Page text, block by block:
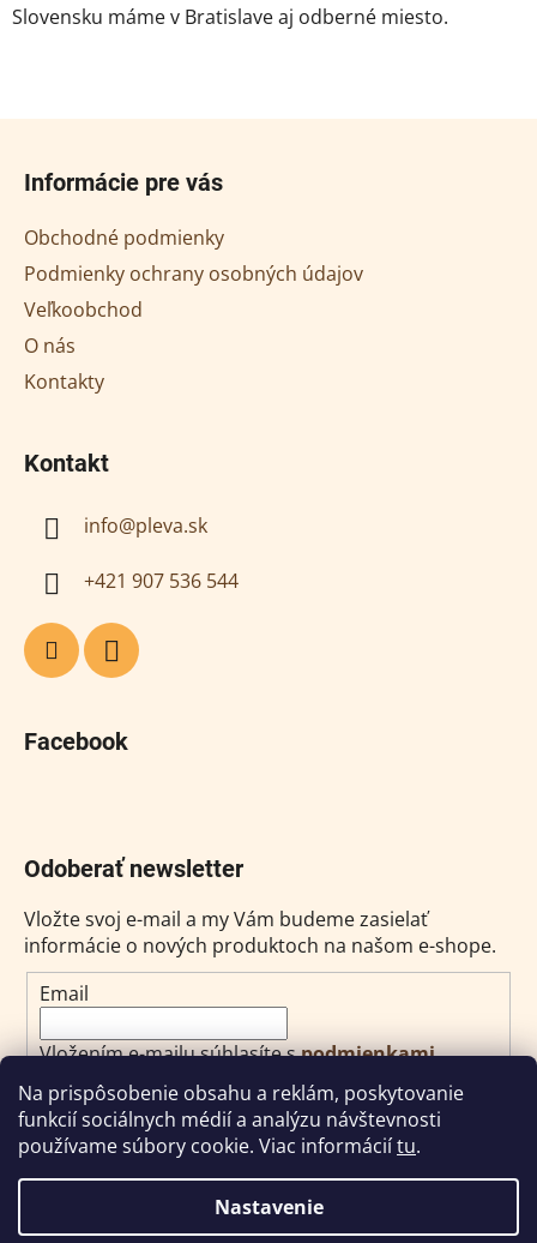
Na prispôsobenie obsahu a reklám, poskytovanie
funkcií sociálnych médií a analýzu návštevnosti
používame súbory cookie. Viac informáciítu.
Nastavenie
Slovensku máme v Bratislave aj odberné miesto.
Informácie pre vás
Obchodné podmienky
Podmienky ochrany osobných údajov
Veľkoobchod
O nás
Kontakty
Kontakt
info@pleva.sk
+421 907 536 544
Facebook
Odoberať newsletter
Vložte svoj e-mail a my Vám budeme zasielať
informácie o nových produktoch na našom e-shope.
Email
Vložením e-mailu súhlasíte spodmienkami
ochrany osobných údajov
PRIHLÁSIŤ SA